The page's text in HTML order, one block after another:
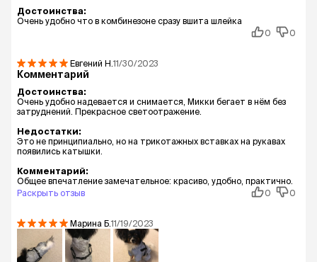
Достоинства:
Очень удобно что в комбинезоне сразу вшита шлейка
0
0
Евгений Н.11/30/2023
Комментарий
Достоинства:
Очень удобно надевается и снимается, Микки бегает в нём без
затруднений. Прекрасное светоотражение.
Недостатки:
Это не принципиально, но на трикотажных вставках на рукавах
появились катышки.
Комментарий:
Общее впечатление замечательное: красиво, удобно, практично.
Раскрыть отзыв
0 0
Марина Б.11/19/2023